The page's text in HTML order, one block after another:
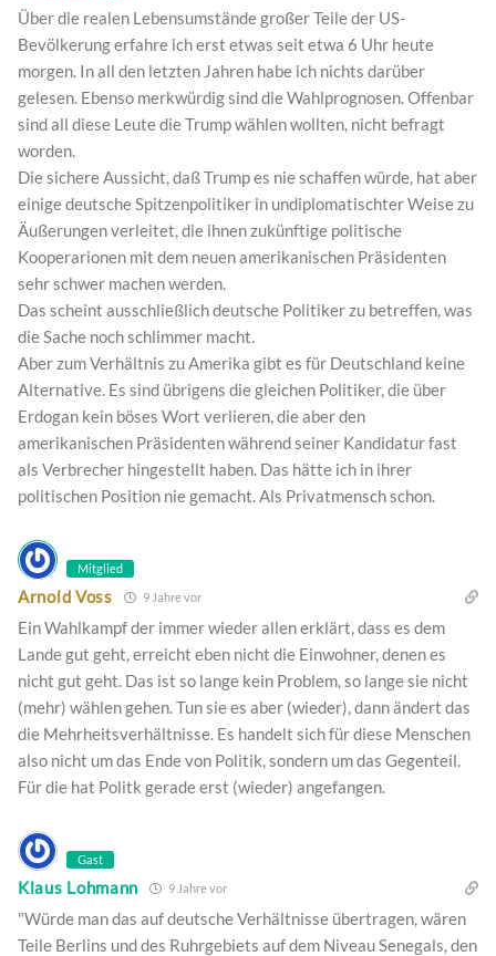
Über die realen Lebensumstände großer Teile der US-
Bevölkerung erfahre ich erst etwas seit etwa 6 Uhr heute
morgen. In all den letzten Jahren habe ich nichts darüber
gelesen. Ebenso merkwürdig sind die Wahlprognosen. Offenbar
sind all diese Leute die Trump wählen wollten, nicht befragt
worden.
Die sichere Aussicht, daß Trump es nie schaffen würde, hat aber
einige deutsche Spitzenpolitiker in undiplomatischter Weise zu
Äußerungen verleitet, die ihnen zukünftige politische
Kooperarionen mit dem neuen amerikanischen Präsidenten
sehr schwer machen werden.
Das scheint ausschließlich deutsche Politiker zu betreffen, was
die Sache noch schlimmer macht.
Aber zum Verhältnis zu Amerika gibt es für Deutschland keine
Alternative. Es sind übrigens die gleichen Politiker, die über
Erdogan kein böses Wort verlieren, die aber den
amerikanischen Präsidenten während seiner Kandidatur fast
als Verbrecher hingestellt haben. Das hätte ich in ihrer
politischen Position nie gemacht. Als Privatmensch schon.
Mitglied
Arnold Voss 9 Jahre vor
Ein Wahlkampf der immer wieder allen erklärt, dass es dem
Lande gut geht, erreicht eben nicht die Einwohner, denen es
nicht gut geht. Das ist so lange kein Problem, so lange sie nicht
(mehr) wählen gehen. Tun sie es aber (wieder), dann ändert das
die Mehrheitsverhältnisse. Es handelt sich für diese Menschen
also nicht um das Ende von Politik, sondern um das Gegenteil.
Für die hat Politk gerade erst (wieder) angefangen.
Gast
Klaus Lohmann 9 Jahre vor
"Würde man das auf deutsche Verhältnisse übertragen, wären
Teile Berlins und des Ruhrgebiets auf dem Niveau Senegals, den